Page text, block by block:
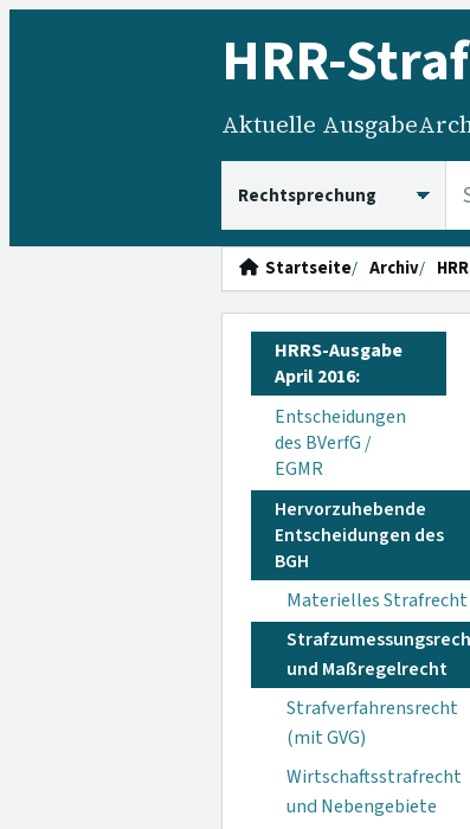
HRR-
Aktuelle Ausgabe
Startseite Archiv
HRRS-Ausgabe
April 2016:
Entscheidungen
des BVerfG /
EGMR
Hervorzuhebende
Entscheidungen des
BGH
Materielles Strafrecht
und Maßregelrecht
Strafverfahrensrecht
(mit GVG)
Wirtschaftsstrafrecht
und Nebengebiete